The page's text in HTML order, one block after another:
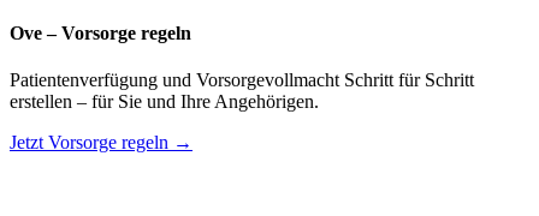
Ove – Vorsorge regeln
Patientenverfügung und Vorsorgevollmacht Schritt für Schritt
erstellen – für Sie und Ihre Angehörigen.
Jetzt Vorsorge regeln →